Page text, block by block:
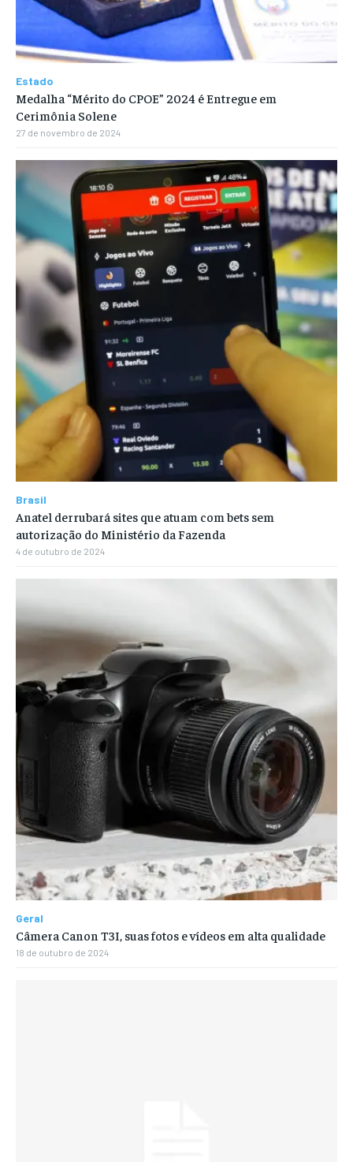
Estado
Medalha “Mérito do CPOE” 2024 é Entregue em
Cerimônia Solene
27 de novembro de 2024
Brasil
Anatel derrubará sites que atuam com bets sem
autorização do Ministério da Fazenda
4 de outubro de 2024
Geral
Câmera Canon T3I, suas fotos e vídeos em alta qualidade
18 de outubro de 2024